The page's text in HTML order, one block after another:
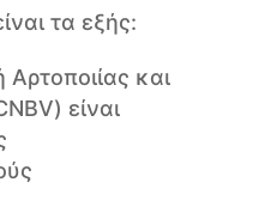
τα εξής:
Αρτοποιίας και
είναι